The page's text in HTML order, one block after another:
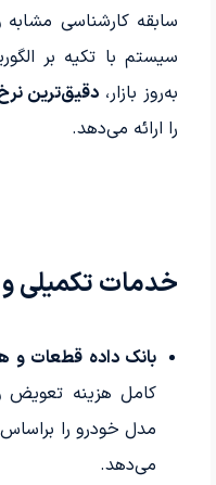
سابقه کارشناسی مشابه
سیستم با تکیه بر
به‌روز بازار، دقیق‌ترین
را ارائه می‌دهد.
خدمات تکمیلی و
بانک داده قطعات و
می‌دهد.